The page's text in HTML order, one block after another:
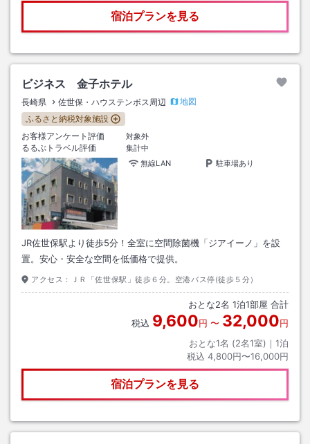
宿泊プランを見る
ビジネス 金子ホテル
長崎県 佐世保・ハウステンボス周辺
地図
ふるさと納税対象施設
お客様アンケート評価
対象外
るるぶトラベル評価
集計中
無線LAN
駐車場あり
JR佐世保駅より徒歩5分！全室に空間除菌機「ジアイーノ」を設
置。安心・安全な空間を低価格で提供。
アクセス： ＪＲ「佐世保駅」徒歩６分。空港バス停(徒歩５分）
おとな2名 1泊1部屋 合計
税込 9,600円 〜 32,000円
おとな1名 (2名1室)｜ 1泊
税込 4,800円〜16,000円
宿泊プランを見る